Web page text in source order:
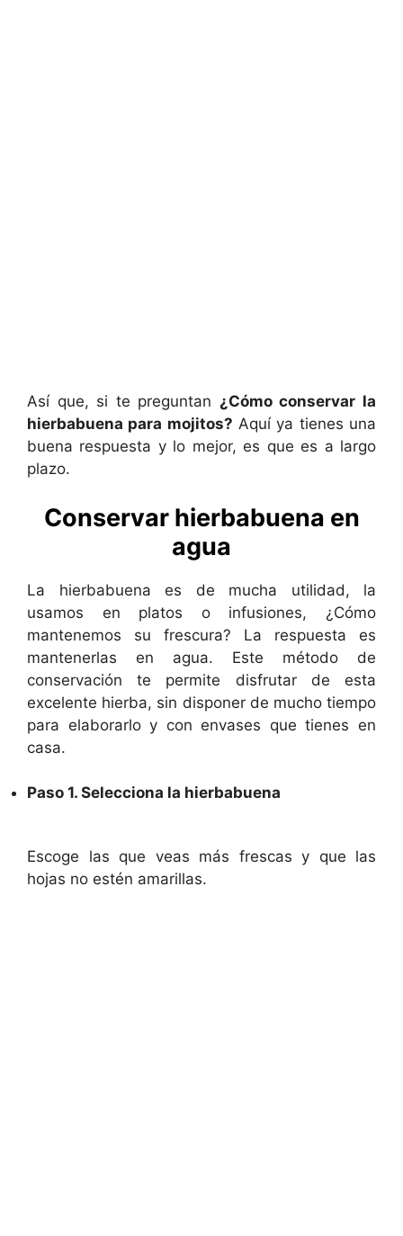
Así que, si te preguntan ¿Cómo conservar la
hierbabuena para mojitos? Aquí ya tienes una
buena respuesta y lo mejor, es que es a largo
plazo.
Conservar hierbabuena en
agua
La hierbabuena es de mucha utilidad, la
usamos en platos o infusiones, ¿Cómo
mantenemos su frescura? La respuesta es
mantenerlas en agua. Este método de
conservación te permite disfrutar de esta
excelente hierba, sin disponer de mucho tiempo
para elaborarlo y con envases que tienes en
casa.
Paso 1. Selecciona la hierbabuena
Escoge las que veas más frescas y que las
hojas no estén amarillas.